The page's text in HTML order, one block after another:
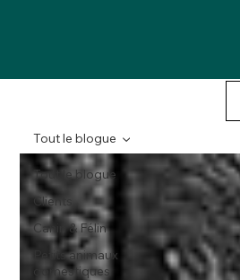
Tout le blogue
Clients
Canin & Félin
Petits animaux
domestiques
Tout le blogue